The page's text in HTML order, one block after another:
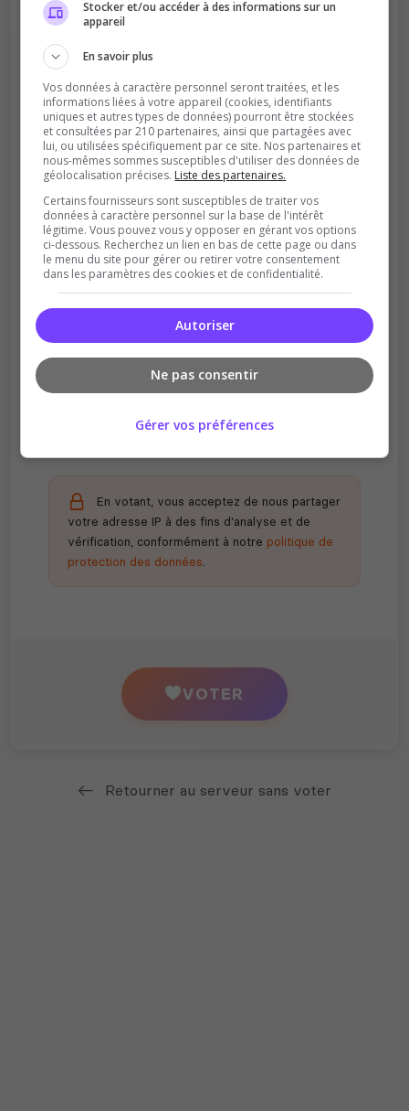
Votre vote aide le serveur à monter dans le
Soutient la communauté
Plus de visibilité = plus de joueurs
Récompenses possibles
En votant, vous acceptez de nous partager
votre adresse IP à des fins d'analyse et de
vérification, conformément à notre politique de
protection des données.
VOTER
Retourner au serveur sans voter
Stocker et/ou accéder à des informations sur un
appareil
En savoir plus
Vos données à caractère personnel seront traitées, et les
informations liées à votre appareil (cookies, identifiants
uniques et autres types de données) pourront être stockées
et consultées par 210 partenaires, ainsi que partagées avec
lui, ou utilisées spécifiquement par ce site. Nos partenaires et
nous-mêmes sommes susceptibles d'utiliser des données de
géolocalisation précises. Liste des partenaires.
Certains fournisseurs sont susceptibles de traiter vos
données à caractère personnel sur la base de l'intérêt
légitime. Vous pouvez vous y opposer en gérant vos options
ci-dessous. Recherchez un lien en bas de cette page ou dans
le menu du site pour gérer ou retirer votre consentement
dans les paramètres des cookies et de confidentialité.
Autoriser
Ne pas consentir
Gérer vos préférences